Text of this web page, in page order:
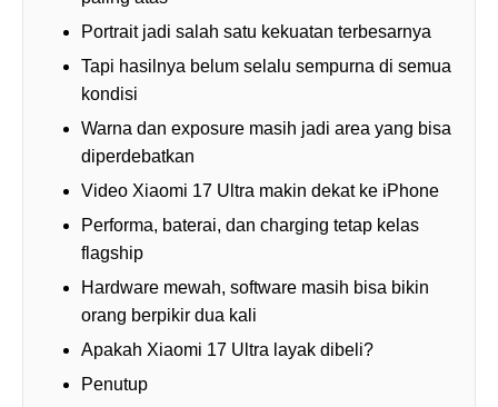
Portrait jadi salah satu kekuatan terbesarnya
Tapi hasilnya belum selalu sempurna di semua
kondisi
Warna dan exposure masih jadi area yang bisa
diperdebatkan
Video Xiaomi 17 Ultra makin dekat ke iPhone
Performa, baterai, dan charging tetap kelas
flagship
Hardware mewah, software masih bisa bikin
orang berpikir dua kali
Apakah Xiaomi 17 Ultra layak dibeli?
Penutup